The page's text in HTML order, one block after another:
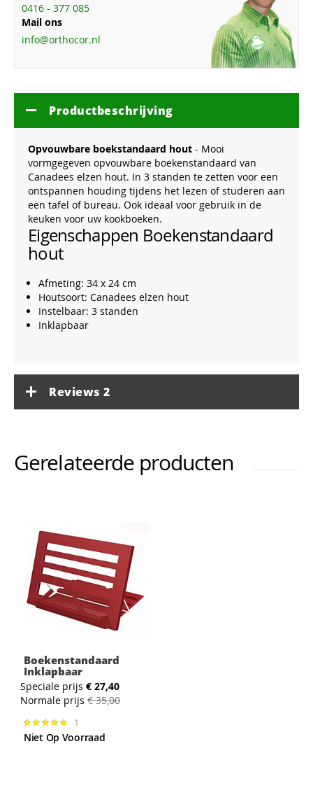
0416 - 377 085
Mail ons
info@orthocor.nl
Productbeschrijving
Opvouwbare boekstandaard hout - Mooi
vormgegeven opvouwbare boekenstandaard van
Canadees elzen hout. In 3 standen te zetten voor een
ontspannen houding tijdens het lezen of studeren aan
een tafel of bureau. Ook ideaal voor gebruik in de
keuken voor uw kookboeken.
Eigenschappen Boekenstandaard
hout
Afmeting: 34 x 24 cm
Houtsoort: Canadees elzen hout
Instelbaar: 3 standen
Inklapbaar
Reviews 2
Gerelateerde producten
Boekenstandaard
Inklapbaar
Speciale prijs € 27,40
Normale prijs € 35,00
Waardering:
100%
1
Niet Op Voorraad